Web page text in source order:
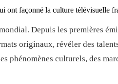
façonné la culture télévisuelle
Depuis les premières
originaux, révéler des
phénomènes culturels, des